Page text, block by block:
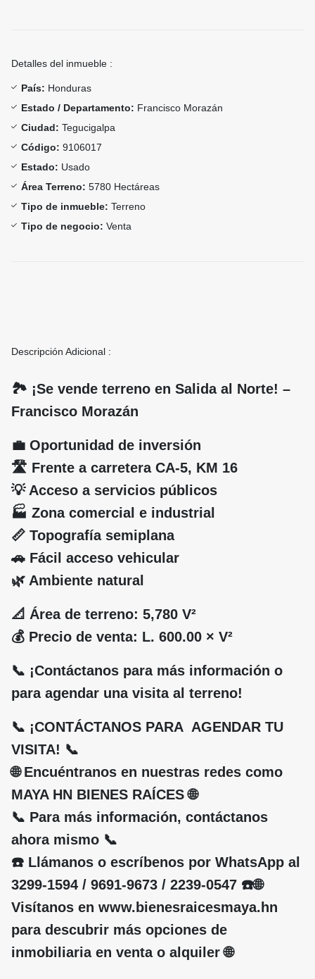
Detalles del inmueble :
País: Honduras
Estado / Departamento: Francisco Morazán
Ciudad: Tegucigalpa
Código: 9106017
Estado: Usado
Área Terreno: 5780 Hectáreas
Tipo de inmueble: Terreno
Tipo de negocio: Venta
Descripción Adicional :
🏞️ ¡Se vende terreno en Salida al Norte! –
Francisco Morazán
💼 Oportunidad de inversión
🛣️ Frente a carretera CA-5, KM 16
💡 Acceso a servicios públicos
🏭 Zona comercial e industrial
📏 Topografía semiplana
🚗 Fácil acceso vehicular
🌿 Ambiente natural
📐 Área de terreno: 5,780 V²
💰 Precio de venta: L. 600.00 × V²
📞 ¡Contáctanos para más información o
para agendar una visita al terreno!
📞 ¡CONTÁCTANOS PARA AGENDAR TU
VISITA! 📞
🌐 Encuéntranos en nuestras redes como
MAYA HN BIENES RAÍCES 🌐
📞 Para más información, contáctanos
ahora mismo 📞
☎️ Llámanos o escríbenos por WhatsApp al
3299-1594 / 9691-9673 / 2239-0547 ☎️🌐
Visítanos en www.bienesraicesmaya.hn
para descubrir más opciones de
inmobiliaria en venta o alquiler 🌐